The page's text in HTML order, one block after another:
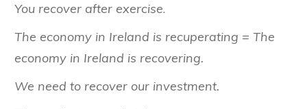
You recover after exercise.
The economy in Ireland is recuperating = The
economy in Ireland is recovering.
We need to recover our investment.